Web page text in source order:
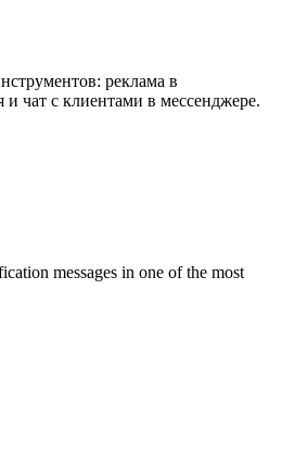
реклама в
чат с клиентами в мессенджере.
messages in one of the most